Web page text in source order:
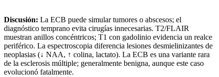
Discusión: La ECB puede simular tumores o abscesos; el
diagnóstico temprano evita cirugías innecesarias. T2/FLAIR
muestran anillos concéntricos; T1 con gadolinio evidencia un realce
periférico. La espectroscopia diferencia lesiones desmielinizantes de
neoplasias (↓ NAA, ↑ colina, lactato). La ECB es una variante rara
de la esclerosis múltiple; generalmente benigna, aunque este caso
evolucionó fatalmente.